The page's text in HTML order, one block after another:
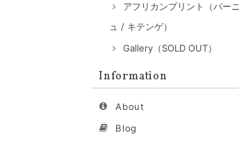
アフリカンプリント（パーニ
ュ / キテンゲ）
Gallery（SOLD OUT）
Information
About
Blog